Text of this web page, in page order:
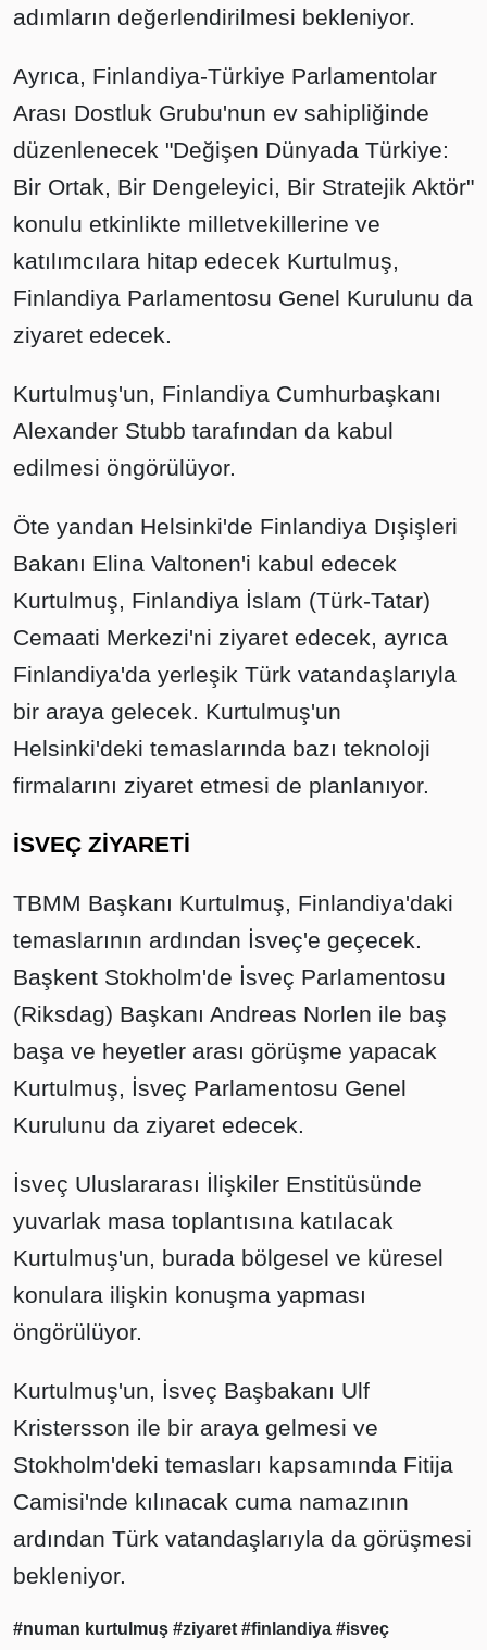
adımların değerlendirilmesi bekleniyor.
Ayrıca, Finlandiya-Türkiye Parlamentolar
Arası Dostluk Grubu'nun ev sahipliğinde
düzenlenecek "Değişen Dünyada Türkiye:
Bir Ortak, Bir Dengeleyici, Bir Stratejik Aktör"
konulu etkinlikte milletvekillerine ve
katılımcılara hitap edecek Kurtulmuş,
Finlandiya Parlamentosu Genel Kurulunu da
ziyaret edecek.
Kurtulmuş'un, Finlandiya Cumhurbaşkanı
Alexander Stubb tarafından da kabul
edilmesi öngörülüyor.
Öte yandan Helsinki'de Finlandiya Dışişleri
Bakanı Elina Valtonen'i kabul edecek
Kurtulmuş, Finlandiya İslam (Türk-Tatar)
Cemaati Merkezi'ni ziyaret edecek, ayrıca
Finlandiya'da yerleşik Türk vatandaşlarıyla
bir araya gelecek. Kurtulmuş'un
Helsinki'deki temaslarında bazı teknoloji
firmalarını ziyaret etmesi de planlanıyor.
İSVEÇ ZİYARETİ
TBMM Başkanı Kurtulmuş, Finlandiya'daki
temaslarının ardından İsveç'e geçecek.
Başkent Stokholm'de İsveç Parlamentosu
(Riksdag) Başkanı Andreas Norlen ile baş
başa ve heyetler arası görüşme yapacak
Kurtulmuş, İsveç Parlamentosu Genel
Kurulunu da ziyaret edecek.
İsveç Uluslararası İlişkiler Enstitüsünde
yuvarlak masa toplantısına katılacak
Kurtulmuş'un, burada bölgesel ve küresel
konulara ilişkin konuşma yapması
öngörülüyor.
Kurtulmuş'un, İsveç Başbakanı Ulf
Kristersson ile bir araya gelmesi ve
Stokholm'deki temasları kapsamında Fitija
Camisi'nde kılınacak cuma namazının
ardından Türk vatandaşlarıyla da görüşmesi
bekleniyor.
#numan kurtulmuş #ziyaret #finlandiya #isveç